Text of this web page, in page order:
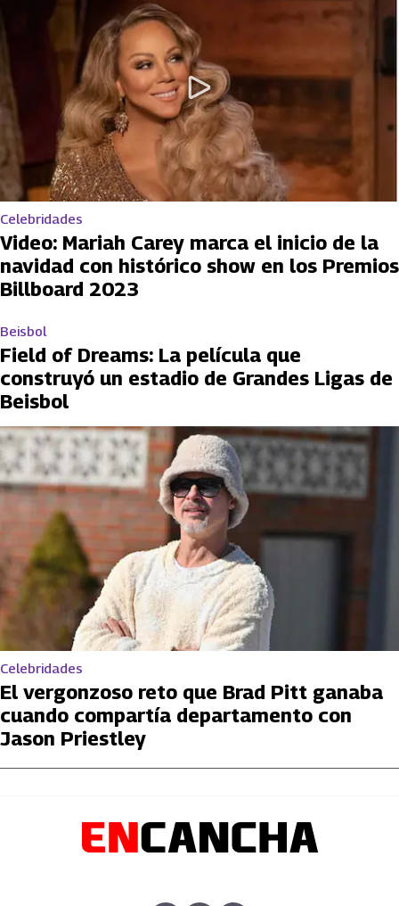
Celebridades
Video: Mariah Carey marca el inicio de la
navidad con histórico show en los Premios
Billboard 2023
Beisbol
Field of Dreams: La película que
construyó un estadio de Grandes Ligas de
Beisbol
Celebridades
El vergonzoso reto que Brad Pitt ganaba
cuando compartía departamento con
Jason Priestley